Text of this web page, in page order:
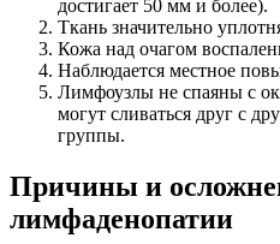
достигает 50 мм и более).
Ткань значительно
Кожа над очагом
Наблюдается местное
Лимфоузлы не спаяны с
могут сливаться друг с
группы.
Причины и
лимфаденопатии